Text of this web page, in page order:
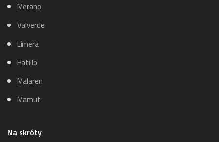
Merano
Valverde
Limera
Hatillo
Malaren
Mamut
Na skróty